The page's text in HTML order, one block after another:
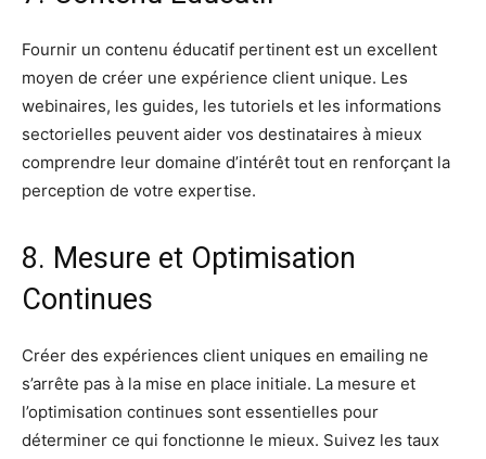
Fournir un contenu éducatif pertinent est un excellent
moyen de créer une expérience client unique. Les
webinaires, les guides, les tutoriels et les informations
sectorielles peuvent aider vos destinataires à mieux
comprendre leur domaine d’intérêt tout en renforçant la
perception de votre expertise.
8. Mesure et Optimisation
Continues
Créer des expériences client uniques en emailing ne
s’arrête pas à la mise en place initiale. La mesure et
l’optimisation continues sont essentielles pour
déterminer ce qui fonctionne le mieux. Suivez les taux